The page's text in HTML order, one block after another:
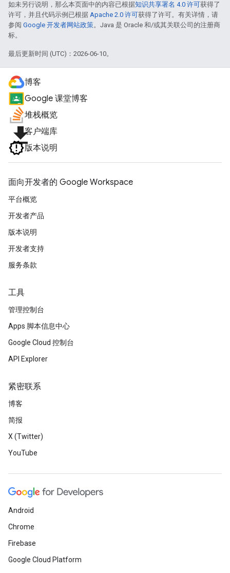
如未另行说明，那么本页面中的内容已根据知识共享署名 4.0 许可获得了
许可，并且代码示例已根据 Apache 2.0 许可获得了许可。有关详情，请
参阅 Google 开发者网站政策。Java 是 Oracle 和/或其关联公司的注册商
标。
最后更新时间 (UTC)：2026-06-10。
博客
Google 课堂博客
堆栈概览
file_download客户端库
版本说明
面向开发者的 Google Workspace
平台概览
开发者产品
版本说明
开发者支持
服务条款
工具
管理控制台
Apps 脚本信息中心
Google Cloud 控制台
API Explorer
紧密联系
博客
简报
X (Twitter)
YouTube
Android
Chrome
Firebase
Google Cloud Platform